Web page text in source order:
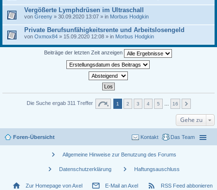
Vergößerte Lymphdrüsen im Ultraschall
von Greeny » 30.09.2020 13:07 » in Morbus Hodgkin
Private Berufsunfähigkeitsrente und Arbeitslosengeld
von Oxmox84 » 15.09.2020 12:08 » in Morbus Hodgkin
Beiträge der letzten Zeit anzeigen
Die Suche ergab 311 Treffer 1 2 3 4 5 16
Gehe zu
Foren-Übersicht Das Team
Kontakt
chevron_right Allgemeine Hinweise zur Benutzung des Forums
chevron_right Datenschutzerklärung chevron_right Haftungsauschluss
home Zur Homepage von Axel mail_outline E-Mail an Axel rss_feed RSS Feed abbonieren